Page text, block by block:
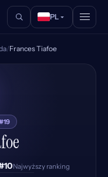
PL
/Frances Tiafoe
Najwyższy ranking